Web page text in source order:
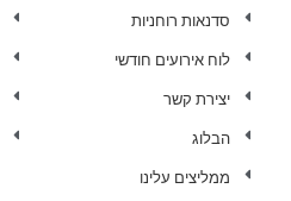
סדנאות רוחניות
לוח אירועים חודשי
יצירת קשר
הבלוג
ממליצים עלינו